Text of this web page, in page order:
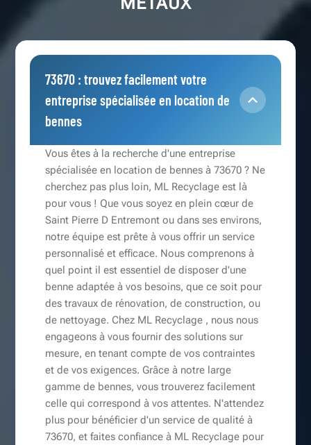
73670 : trouvez facilement votre
entreprise spécialisée en location de
bennes
Vous êtes à la recherche d'une entreprise
spécialisée en location de bennes à 73670 ? Ne
cherchez pas plus loin, ML Recyclage est là
pour vous ! Que vous soyez en plein cœur de
Saint Pierre D Entremont ou dans ses environs,
notre équipe est prête à vous offrir un service
personnalisé et efficace. Nous comprenons à
quel point il est essentiel de disposer d'une
benne adaptée à vos besoins, que ce soit pour
des travaux de rénovation, de construction, ou
de nettoyage. Chez ML Recyclage , nous nous
engageons à vous fournir des solutions sur
mesure, en tenant compte de vos contraintes
et de vos exigences. Grâce à notre large
gamme de bennes, vous trouverez facilement
celle qui correspond à vos attentes. N'attendez
plus pour bénéficier d'un service de qualité à
73670, et faites confiance à ML Recyclage pour